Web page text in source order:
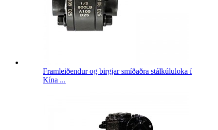
Framleiðendur og birgjar smíðaðra stálkúluloka í
Kína ...